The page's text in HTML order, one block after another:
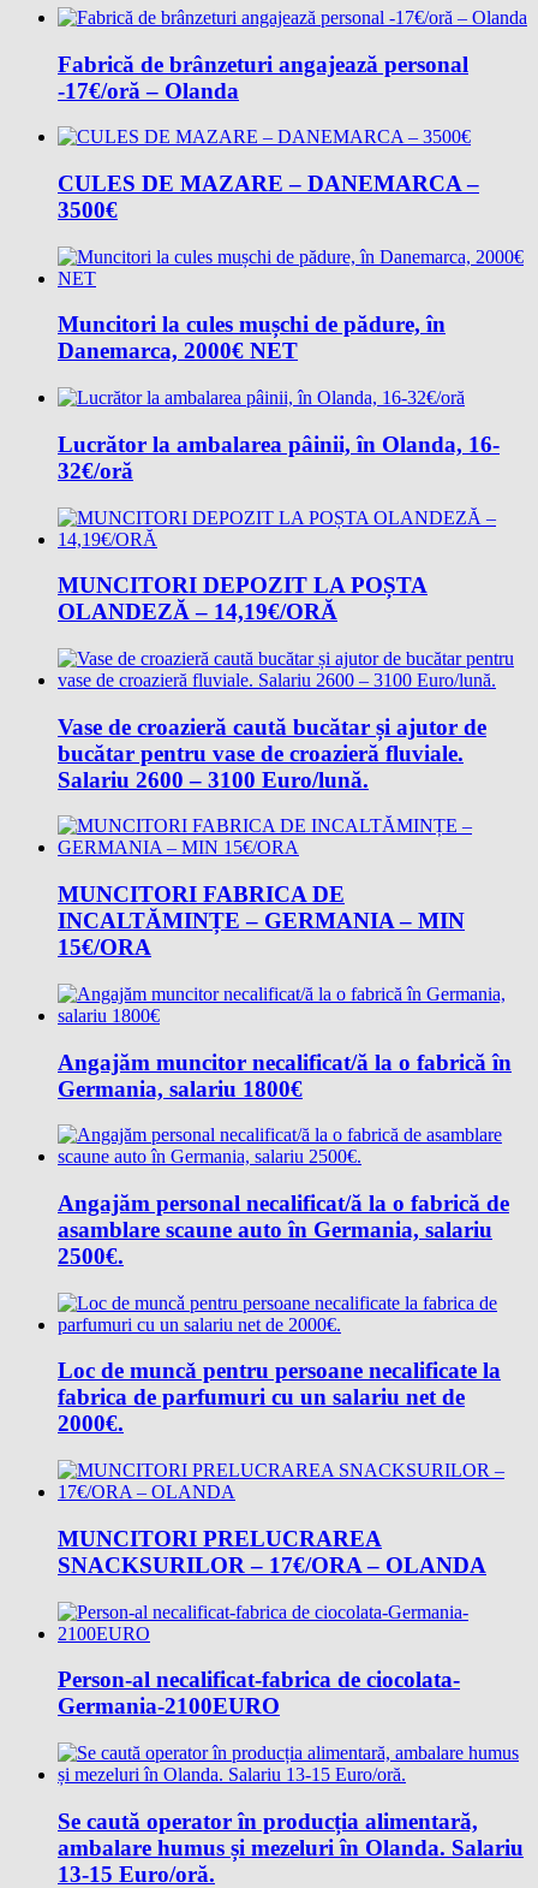
Fabrică de brânzeturi angajează personal
-17€/oră – Olanda
CULES DE MAZARE – DANEMARCA –
3500€
Muncitori la cules mușchi de pădure, în
Danemarca, 2000€ NET
Lucrător la ambalarea pâinii, în Olanda, 16-
32€/oră
MUNCITORI DEPOZIT LA POȘTA
OLANDEZĂ – 14,19€/ORĂ
Vase de croazieră caută bucătar și ajutor de
bucătar pentru vase de croazieră fluviale.
Salariu 2600 – 3100 Euro/lună.
MUNCITORI FABRICA DE
INCALTĂMINȚE – GERMANIA – MIN
15€/ORA
Angajăm muncitor necalificat/ă la o fabrică în
Germania, salariu 1800€
Angajăm personal necalificat/ă la o fabrică de
asamblare scaune auto în Germania, salariu
2500€.
Loc de muncǎ pentru persoane necalificate la
fabrica de parfumuri cu un salariu net de
2000€.
MUNCITORI PRELUCRAREA
SNACKSURILOR – 17€/ORA – OLANDA
Person-al necalificat-fabrica de ciocolata-
Germania-2100EURO
Se caută operator în producția alimentară,
ambalare humus și mezeluri în Olanda. Salariu
13-15 Euro/oră.